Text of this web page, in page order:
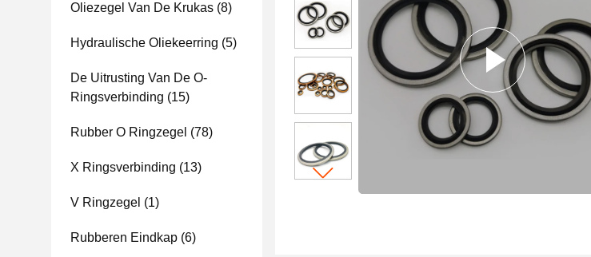
Oliezegel Van De Krukas (8)
Hydraulische Oliekeerring (5)
De Uitrusting Van De O-
Ringsverbinding (15)
Rubber O Ringzegel (78)
X Ringsverbinding (13)
V Ringzegel (1)
Rubberen Eindkap (6)